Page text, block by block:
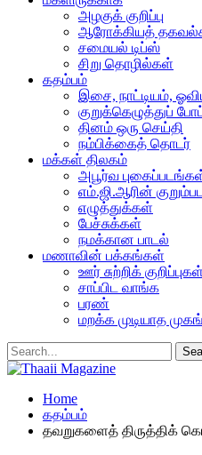
அழகுக் குறிப்பு
ஆரோக்கியத்
சமையல் டிப்ஸ்
சிறு தொழில்கள்
கதம்பம்
இசை, நாட்டியம்,
குறுக்கெழுத்துப்
தினம் ஒரு செய்தி
நம்பிக்கைத் தொடர்
மக்கள் திலகம்
அபூர்வ
எம்.ஜி.ஆரின்
எழுத்துக்கள்
பேச்சுக்கள்
நமக்கான பாடல்
மணாவின் பக்கங்கள்
ஊர் சுற்றிக் குறிப்புகள்
சாப்பிட வாங்க
பரண்
மறக்க முடியாத
Home
கதம்பம்
தவறுகளைத் திருத்திக்